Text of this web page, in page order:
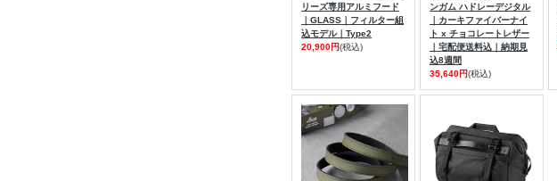
リーズ専用アルミフード
｜GLASS｜フィルター組
込モデル｜Type2
20,900円(税込)
ンガム ハドレーデジタル
｜カーキファイバーナイ
ト x チョコレートレザー
｜宅配便送料込｜納期見
込8週間
35,640円(税込)